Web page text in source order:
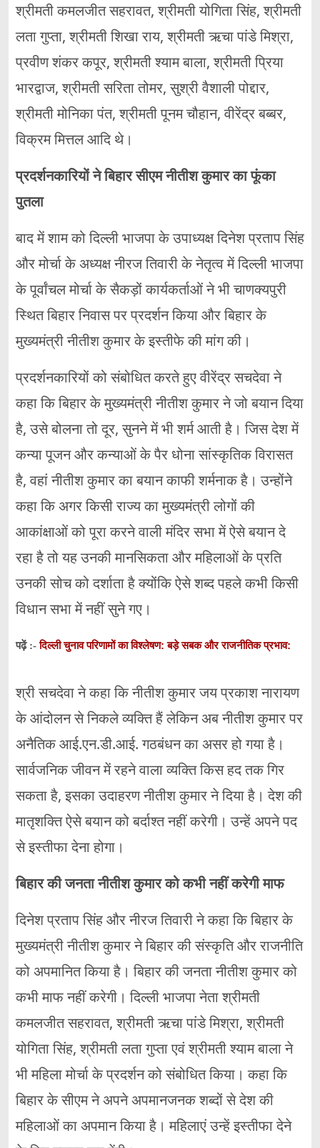
श्रीमती कमलजीत सहरावत, श्रीमती योगिता सिंह, श्रीमती
लता गुप्ता, श्रीमती शिखा राय, श्रीमती ऋचा पांडे मिश्रा,
प्रवीण शंकर कपूर, श्रीमती श्याम बाला, श्रीमती प्रिया
भारद्वाज, श्रीमती सरिता तोमर, सुश्री वैशाली पोद्दार,
श्रीमती मोनिका पंत, श्रीमती पूनम चौहान, वीरेंद्र बब्बर,
विक्रम मित्तल आदि थे।
प्रदर्शनकारियों ने बिहार सीएम नीतीश कुमार का फूंका
पुतला
बाद में शाम को दिल्ली भाजपा के उपाध्यक्ष दिनेश प्रताप सिंह
और मोर्चा के अध्यक्ष नीरज तिवारी के नेतृत्व में दिल्ली भाजपा
के पूर्वांचल मोर्चा के सैकड़ों कार्यकर्ताओं ने भी चाणक्यपुरी
स्थित बिहार निवास पर प्रदर्शन किया और बिहार के
मुख्यमंत्री नीतीश कुमार के इस्तीफे की मांग की।
प्रदर्शनकारियों को संबोधित करते हुए वीरेंद्र सचदेवा ने
कहा कि बिहार के मुख्यमंत्री नीतीश कुमार ने जो बयान दिया
है, उसे बोलना तो दूर, सुनने में भी शर्म आती है। जिस देश में
कन्या पूजन और कन्याओं के पैर धोना सांस्कृतिक विरासत
है, वहां नीतीश कुमार का बयान काफी शर्मनाक है। उन्होंने
कहा कि अगर किसी राज्य का मुख्यमंत्री लोगों की
आकांक्षाओं को पूरा करने वाली मंदिर सभा में ऐसे बयान दे
रहा है तो यह उनकी मानसिकता और महिलाओं के प्रति
उनकी सोच को दर्शाता है क्योंकि ऐसे शब्द पहले कभी किसी
विधान सभा में नहीं सुने गए।
पढ़ें :-दिल्ली चुनाव परिणामों का विश्लेषण: बड़े सबक और राजनीतिक प्रभाव:
श्री सचदेवा ने कहा कि नीतीश कुमार जय प्रकाश नारायण
के आंदोलन से निकले व्यक्ति हैं लेकिन अब नीतीश कुमार पर
अनैतिक आई.एन.डी.आई. गठबंधन का असर हो गया है।
सार्वजनिक जीवन में रहने वाला व्यक्ति किस हद तक गिर
सकता है, इसका उदाहरण नीतीश कुमार ने दिया है। देश की
मातृशक्ति ऐसे बयान को बर्दाश्त नहीं करेगी। उन्हें अपने पद
से इस्तीफा देना होगा।
बिहार की जनता नीतीश कुमार को कभी नहीं करेगी माफ
दिनेश प्रताप सिंह और नीरज तिवारी ने कहा कि बिहार के
मुख्यमंत्री नीतीश कुमार ने बिहार की संस्कृति और राजनीति
को अपमानित किया है। बिहार की जनता नीतीश कुमार को
कभी माफ नहीं करेगी। दिल्ली भाजपा नेता श्रीमती
कमलजीत सहरावत, श्रीमती ऋचा पांडे मिश्रा, श्रीमती
योगिता सिंह, श्रीमती लता गुप्ता एवं श्रीमती श्याम बाला ने
भी महिला मोर्चा के प्रदर्शन को संबोधित किया। कहा कि
बिहार के सीएम ने अपने अपमानजनक शब्दों से देश की
महिलाओं का अपमान किया है। महिलाएं उन्हें इस्तीफा देने